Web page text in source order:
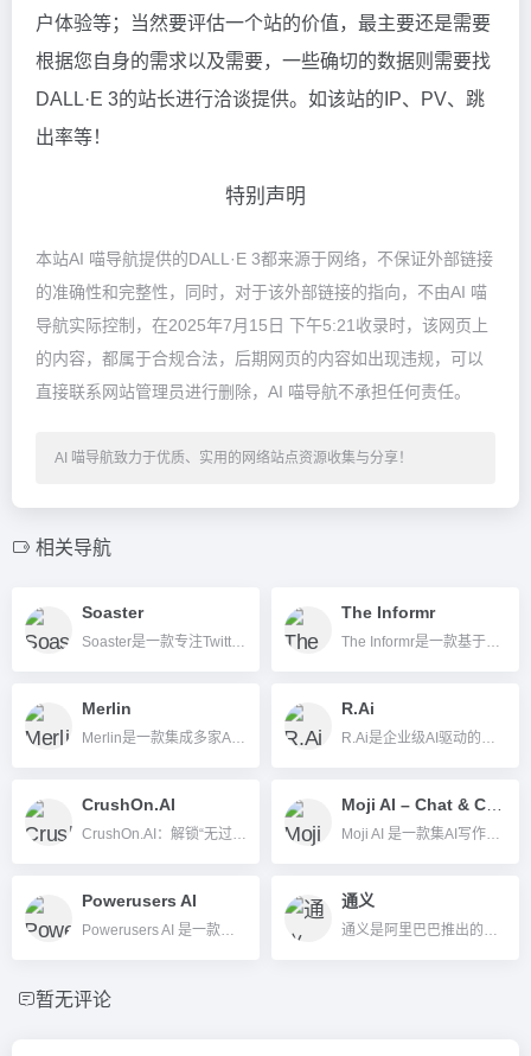
户体验等；当然要评估一个站的价值，最主要还是需要
根据您自身的需求以及需要，一些确切的数据则需要找
DALL·E 3的站长进行洽谈提供。如该站的IP、PV、跳
出率等！
特别声明
本站AI 喵导航提供的DALL·E 3都来源于网络，不保证外部链接
的准确性和完整性，同时，对于该外部链接的指向，不由AI 喵
导航实际控制，在2025年7月15日 下午5:21收录时，该网页上
的内容，都属于合规合法，后期网页的内容如出现违规，可以
直接联系网站管理员进行删除，AI 喵导航不承担任何责任。
AI 喵导航致力于优质、实用的网络站点资源收集与分享！
相关导航
Soaster
Soaster是一款专注Twitter的AI社交媒体管理平台，提供自动内容排程、粉丝分析及多账号智能运营功能，助力个人和品牌高效增长。
The Informr
The Informr是一款基于AI的数据智能比价与理财决策平台，帮助用户高效比较电子产品、信用卡、通讯套餐等主流消费品，做出省钱理性选择。
Merlin
Merlin是一款集成多家AI大模型的全能办公平台，支持写作、总结、翻译、代码、知识库、团队协作等多种场景，大幅提升办公与创作效率。
R.Ai
R.Ai是企业级AI驱动的媒体策划与采购平台，帮助品牌、代理商和市场团队以智能化、高效率方式完成广告策略、投放及知识管理。
CrushOn.AI
CrushOn.AI：解锁“无过滤”角色聊天体验，成人向AI伴侣平台
Moji AI – Chat & Content AI
Moji AI 是一款集AI写作、邮件自动生成、图文内容创作等多功能于一体的iOS智能内容工具。
Powerusers AI
Powerusers AI 是一款深度集成 Office 全家桶的 AI 办公工具，助力用户智能高效创作及管理文档和演示内容。
通义
通义是阿里巴巴推出的AI平台，大模型矩阵提供多场景智能创新，服务于个人和企业。
暂无评论